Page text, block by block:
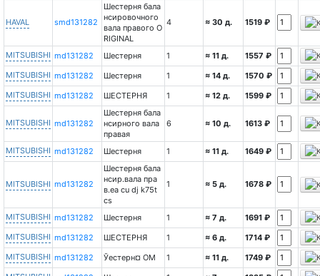
HAVAL smd131282
Шестерня бала
нсировочного
вала правого O
RIGINAL
4 ≈ 30 д. 1519 ₽
MITSUBISHI md131282 Шестерня 1 ≈ 11 д.
1557 ₽
MITSUBISHI md131282 Шестерня 1 ≈ 14 д.
1570 ₽
MITSUBISHI md131282 ШЕСТЕРНЯ 1 ≈ 12 д. 1599 ₽
MITSUBISHI md131282
Шестерня бала
нсирного вала
правая
6 ≈ 10 д. 1613 ₽
MITSUBISHI md131282 Шестерня 1 ≈ 11 д. 1649 ₽
MITSUBISHI md131282
Шестерня бала
нсир.вала пра
в.ea cu dj k75t
cs
1 ≈ 5 д. 1678 ₽
MITSUBISHI md131282 Шестерня 1 ≈ 7 д.
1691 ₽
MITSUBISHI md131282 ШЕСТЕРНЯ 1 ≈ 6 д.
1714 ₽
MITSUBISHI md131282 Ўестерн¤ OM 1 ≈ 11 д.
1749 ₽